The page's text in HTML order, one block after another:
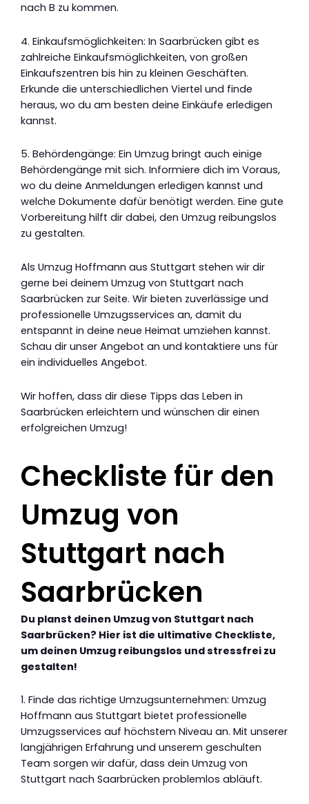
nach B zu kommen.
4. Einkaufsmöglichkeiten: In Saarbrücken gibt es
zahlreiche Einkaufsmöglichkeiten, von großen
Einkaufszentren bis hin zu kleinen Geschäften.
Erkunde die unterschiedlichen Viertel und finde
heraus, wo du am besten deine Einkäufe erledigen
kannst.
5. Behördengänge: Ein Umzug bringt auch einige
Behördengänge mit sich. Informiere dich im Voraus,
wo du deine Anmeldungen erledigen kannst und
welche Dokumente dafür benötigt werden. Eine gute
Vorbereitung hilft dir dabei, den Umzug reibungslos
zu gestalten.
Als Umzug Hoffmann aus Stuttgart stehen wir dir
gerne bei deinem Umzug von Stuttgart nach
Saarbrücken zur Seite. Wir bieten zuverlässige und
professionelle Umzugsservices an, damit du
entspannt in deine neue Heimat umziehen kannst.
Schau dir unser Angebot an und kontaktiere uns für
ein individuelles Angebot.
Wir hoffen, dass dir diese Tipps das Leben in
Saarbrücken erleichtern und wünschen dir einen
erfolgreichen Umzug!
Checkliste für den
Umzug von
Stuttgart nach
Saarbrücken
Du planst deinen Umzug von Stuttgart nach
Saarbrücken? Hier ist die ultimative Checkliste,
um deinen Umzug reibungslos und stressfrei zu
gestalten!
1. Finde das richtige Umzugsunternehmen: Umzug
Hoffmann aus Stuttgart bietet professionelle
Umzugsservices auf höchstem Niveau an. Mit unserer
langjährigen Erfahrung und unserem geschulten
Team sorgen wir dafür, dass dein Umzug von
Stuttgart nach Saarbrücken problemlos abläuft.